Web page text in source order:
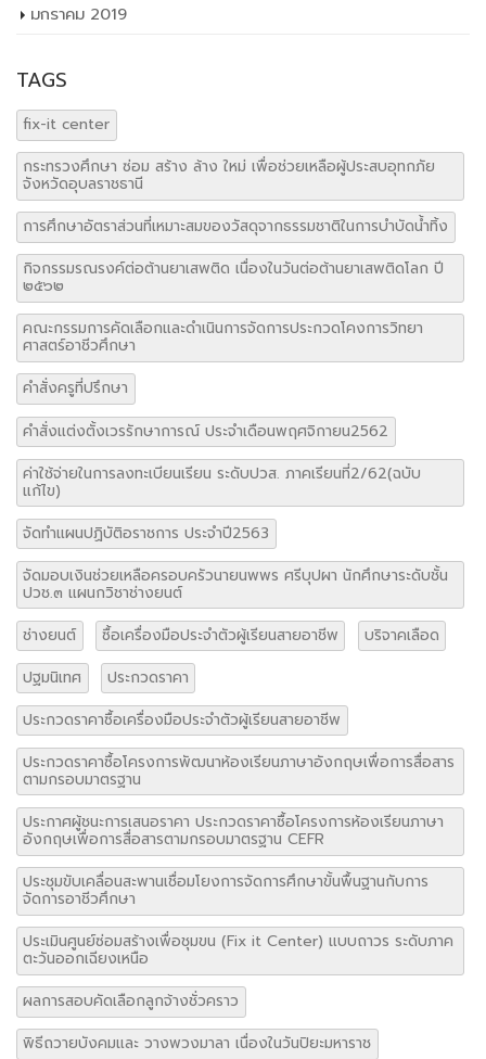
มกราคม 2019
TAGS
fix-it center
กระทรวงศึกษา ซ่อม สร้าง ล้าง ใหม่ เพื่อช่วยเหลือผู้ประสบอุทกภัย
จังหวัดอุบลราชธานี
การศึกษาอัตราส่วนที่เหมาะสมของวัสดุจากธรรมชาติในการบำบัดน้ำทิ้ง
กิจกรรมรณรงค์ต่อต้านยาเสพติด เนื่องในวันต่อต้านยาเสพติดโลก ปี
๒๕๖๒
คณะกรรมการคัดเลือกและดำเนินการจัดการประกวดโคงการวิทยา
ศาสตร์อาชีวศึกษา
คำสั่งครูที่ปรึกษา
คำสั่งแต่งตั้งเวรรักษาการณ์ ประจำเดือนพฤศจิกายน2562
ค่าใช้จ่ายในการลงทะเบียนเรียน ระดับปวส. ภาคเรียนที่2/62(ฉบับ
แก้ไข)
จัดทำแผนปฏิบัติอราชการ ประจำปี2563
จัดมอบเงินช่วยเหลือครอบครัวนายนพพร ศรีบุปผา นักศึกษาระดับชั้น
ปวช.๓ แผนกวิชาช่างยนต์
ช่างยนต์
ซื้อเครื่องมือประจำตัวผู้เรียนสายอาชีพ
บริจาคเลือด
ปฐมนิเทศ
ประกวดราคา
ประกวดราคาซื้อเครื่องมือประจำตัวผู้เรียนสายอาชีพ
ประกวดราคาซื้อโครงการพัฒนาห้องเรียนภาษาอังกฤษเพื่อการสื่อสาร
ตามกรอบมาตรฐาน
ประกาศผู้ชนะการเสนอราคา ประกวดราคาซื้อโครงการห้องเรียนภาษา
อังกฤษเพื่อการสื่อสารตามกรอบมาตรฐาน CEFR
ประชุมขับเคลื่อนสะพานเชื่อมโยงการจัดการศึกษาขั้นพื้นฐานกับการ
จัดการอาชีวศึกษา
ประเมินศูนย์ซ่อมสร้างเพื่อชุมขน (Fix it Center) แบบถาวร ระดับภาค
ตะวันออกเฉียงเหนือ
ผลการสอบคัดเลือกลูกจ้างชั่วคราว
พิธีถวายบังคมและ วางพวงมาลา เนื่องในวันปิยะมหาราช